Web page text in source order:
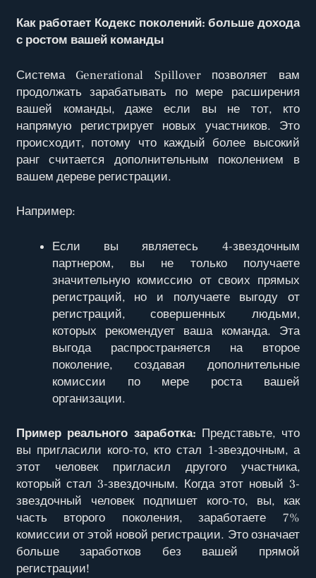
Как работает Кодекс поколений: больше дохода
с ростом вашей команды
Система Generational Spillover позволяет вам
продолжать зарабатывать по мере расширения
вашей команды, даже если вы не тот, кто
напрямую регистрирует новых участников. Это
происходит, потому что каждый более высокий
ранг считается дополнительным поколением в
вашем дереве регистрации.
Например:
Если вы являетесь 4-звездочным
партнером, вы не только получаете
значительную комиссию от своих прямых
регистраций, но и получаете выгоду от
регистраций, совершенных людьми,
которых рекомендует ваша команда. Эта
выгода распространяется на второе
поколение, создавая дополнительные
комиссии по мере роста вашей
организации.
Пример реального заработка: Представьте, что
вы пригласили кого-то, кто стал 1-звездочным, а
этот человек пригласил другого участника,
который стал 3-звездочным. Когда этот новый 3-
звездочный человек подпишет кого-то, вы, как
часть второго поколения, заработаете 7%
комиссии от этой новой регистрации. Это означает
больше заработков без вашей прямой
регистрации!